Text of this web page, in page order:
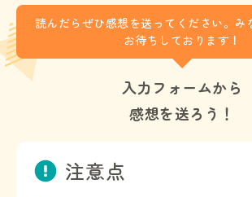
読んだらぜひ感想を送ってください。み
お待ちしております！
入力フォームから
感想を送ろう！
注意点